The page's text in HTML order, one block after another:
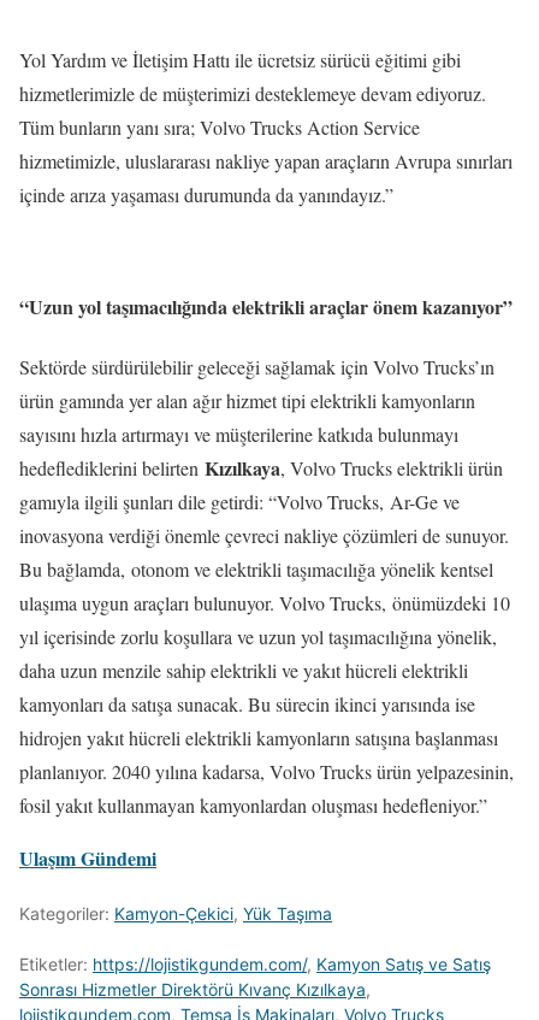
Yol Yardım ve İletişim Hattı ile ücretsiz sürücü eğitimi gibi
hizmetlerimizle de müşterimizi desteklemeye devam ediyoruz.
Tüm bunların yanı sıra; Volvo Trucks Action Service
hizmetimizle, uluslararası nakliye yapan araçların Avrupa sınırları
içinde arıza yaşaması durumunda da yanındayız.”
“Uzun yol taşımacılığında elektrikli araçlar önem kazanıyor”
Sektörde sürdürülebilir geleceği sağlamak için Volvo Trucks’ın
ürün gamında yer alan ağır hizmet tipi elektrikli kamyonların
sayısını hızla artırmayı ve müşterilerine katkıda bulunmayı
hedeflediklerini belirten Kızılkaya, Volvo Trucks elektrikli ürün
gamıyla ilgili şunları dile getirdi: “Volvo Trucks, Ar-Ge ve
inovasyona verdiği önemle çevreci nakliye çözümleri de sunuyor.
Bu bağlamda, otonom ve elektrikli taşımacılığa yönelik kentsel
ulaşıma uygun araçları bulunuyor. Volvo Trucks, önümüzdeki 10
yıl içerisinde zorlu koşullara ve uzun yol taşımacılığına yönelik,
daha uzun menzile sahip elektrikli ve yakıt hücreli elektrikli
kamyonları da satışa sunacak. Bu sürecin ikinci yarısında ise
hidrojen yakıt hücreli elektrikli kamyonların satışına başlanması
planlanıyor. 2040 yılına kadarsa, Volvo Trucks ürün yelpazesinin,
fosil yakıt kullanmayan kamyonlardan oluşması hedefleniyor.”
Ulaşım Gündemi
Kategoriler: Kamyon-Çekici, Yük Taşıma
Etiketler: https://lojistikgundem.com/, Kamyon Satış ve Satış
Sonrası Hizmetler Direktörü Kıvanç Kızılkaya,
lojistikgundem.com, Temsa İş Makinaları, Volvo Trucks